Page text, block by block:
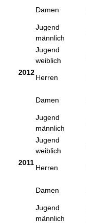
Damen
Jugend
männlich
Jugend
weiblich
2012
Herren
Damen
Jugend
männlich
Jugend
weiblich
2011
Herren
Damen
Jugend
männlich